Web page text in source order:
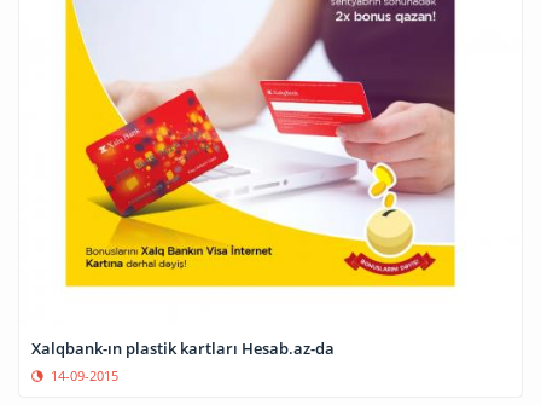
Xalqbank-ın plastik kartları Hesab.az-da
14-09-2015